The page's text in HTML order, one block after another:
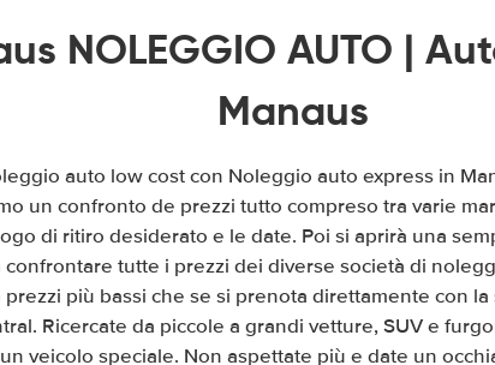
NOLEGGIO AUTO |
Manaus
auto low cost con Noleggio auto express in
un confronto de prezzi tutto compreso tra varie
di ritiro desiderato e le date. Poi si aprirà una
tutte i prezzi dei diverse società di
più bassi che se si prenota direttamente con
Ricercate da piccole a grandi vetture, SUV e
veicolo speciale. Non aspettate più e date un